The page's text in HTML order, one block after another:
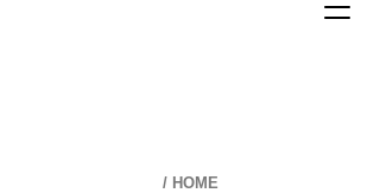
/ HOME